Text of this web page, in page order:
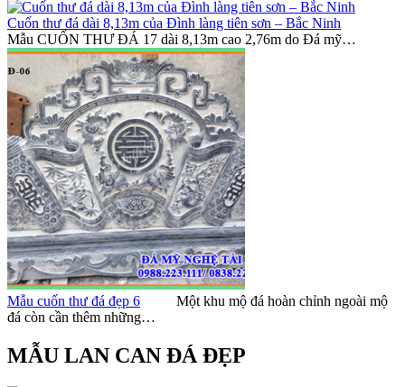
Cuốn thư đá dài 8,13m của Đình làng tiên sơn – Bắc Ninh
Mẫu CUỐN THƯ ĐÁ 17 dài 8,13m cao 2,76m do Đá mỹ…
Mẫu cuốn thư đá đẹp 6 Một khu mộ đá hoàn chỉnh ngoài mộ
đá còn cần thêm những…
MẪU LAN CAN ĐÁ ĐẸP